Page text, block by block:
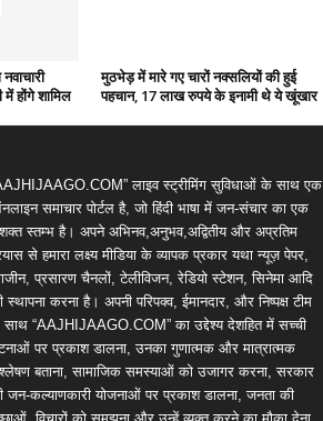
होंगे शामिल
मुठभेड़ में मारे गए चारों नक्सलियों की हुई
पहचान, 17 लाख रुपये के इनामी थे ये खूंखार
लाइव स्ट्रीमिंग सुविधाओं के साथ एक
समाचार पोर्टल है, जो हिंदी भाषा में जन-संचार का एक
स्तम्भ है। अपने अभिनव,अनुभव,अद्वितीय और अप्रतिम
से हमारा लक्ष्य मीडिया के व्यापक प्रकार यथा न्यूज़ पेपर,
प्रसारण चैनलों, टेलीविजन, रेडियो स्टेशन, सिनेमा आदि
स्थापना करना है। अपनी परिपक्व, ईमानदार, और निष्पक्ष टीम
“AAJHIJAAGO.COM” का उद्देश्य देशहित में सच्ची
पर प्रकाश डालना, उनका गुणात्मक और मात्रात्मक
बताना, सामाजिक समस्याओं को उजागर करना, सरकार
जन-कल्याणकारी योजनाओं पर प्रकाश डालना, जनता की